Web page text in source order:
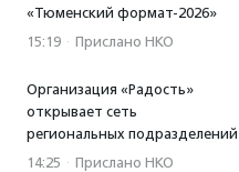
«Тюменский формат-2026»
15:19 · Прислано НКО
Организация «Радость»
открывает сеть
региональных подразделений
14:25 · Прислано НКО